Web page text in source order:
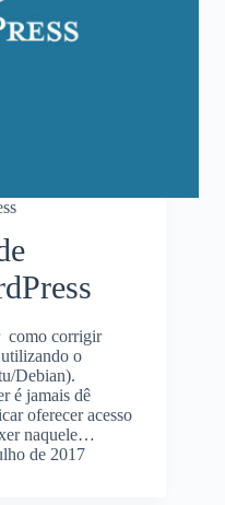
como corrigir
utilizando o
Debian).
é jamais dê
oferecer acesso
naquele…
de 2017